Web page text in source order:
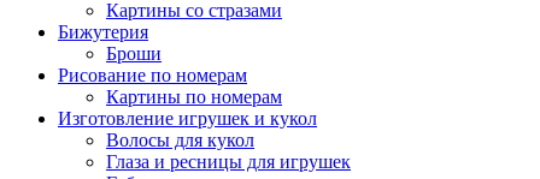
Картины co стразами
Бижутерия
Броши
Рисование по номерам
Картины по номерам
Изготовление игрушек и кукол
Волосы для кукол
Глаза и ресницы для игрушек